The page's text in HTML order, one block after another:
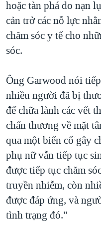
hoặc tàn phá do nạn
cản trở các nỗ lực
chăm sóc y tế cho
sóc.
Ông Garwood nói
nhiều người đã bị
để chữa lành các vết
chấn thương về mặt
qua một biến cố gây
phụ nữ vẫn tiếp tục
được tiếp tục chăm
truyền nhiễm, còn
được đáp ứng, và
tình trạng đó."